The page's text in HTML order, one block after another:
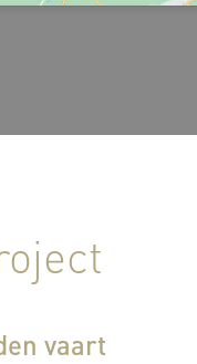
vaart